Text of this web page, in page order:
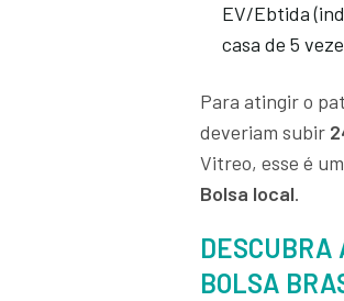
EV/Ebtida
casa de 5
Para atingir o
deveriam subir
Vitreo, esse é
Bolsa local.
DESCUBRA
BOLSA